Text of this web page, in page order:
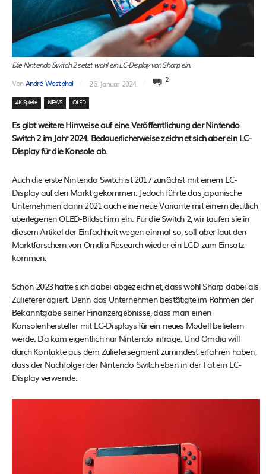
Die Nintendo Switch 2 setzt wohl ein LC-Display von Sharp ein.
VonAndré Westphal 26. Januar 2024 2
4K Spiele NEWS OLED
Es gibt weitere Hinweise auf eine Veröffentlichung der Nintendo
Switch 2 im Jahr 2024. Bedauerlicherweise zeichnet sich aber ein LC-
Display für die Konsole ab.
Auch die erste Nintendo Switch ist 2017 zunächst mit einem LC-
Display auf den Markt gekommen. Jedoch führte das japanische
Unternehmen dann 2021 auch eine neue Variante mit einem deutlich
überlegenen OLED-Bildschirm ein. Für die Switch 2, wir taufen sie in
diesem Artikel der Einfachheit wegen einmal so, soll aber laut den
Marktforschern von Omdia Research wieder ein LCD zum Einsatz
kommen.
Schon 2023 hatte sich dabei abgezeichnet, dass wohl Sharp dabei als
Zulieferer agiert. Denn das Unternehmen bestätigte im Rahmen der
Bekanntgabe seiner Finanzergebnisse, dass man einen
Konsolenhersteller mit LC-Displays für ein neues Modell beliefern
werde. Da kam eigentlich nur Nintendo infrage. Und Omdia will
durch Kontakte aus dem Zuliefersegment zumindest erfahren haben,
dass der Nachfolger der Nintendo Switch eben in der Tat ein LC-
Display verwende.